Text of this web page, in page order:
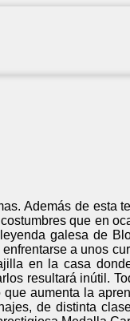
Además de esta
que en
galesa de
a unos
en la casa
resultará inútil.
aumenta la
de distinta